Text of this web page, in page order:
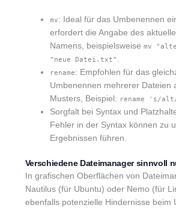
mv: Ideal für das Umbenennen
erfordert die Angabe des
Namens, beispielsweise mv
"neue Datei.txt"
rename: Empfohlen für das
Umbenennen mehrerer Dateien
Musters, Beispiel: rename 's/
Sorgfalt bei Syntax und
Fehler in der Syntax können zu
Ergebnissen führen.
Verschiedene Dateimanager sinnvoll
In grafischen Oberflächen von
Nautilus (für Ubuntu) oder Nemo (für
ebenfalls potenzielle Hindernisse beim